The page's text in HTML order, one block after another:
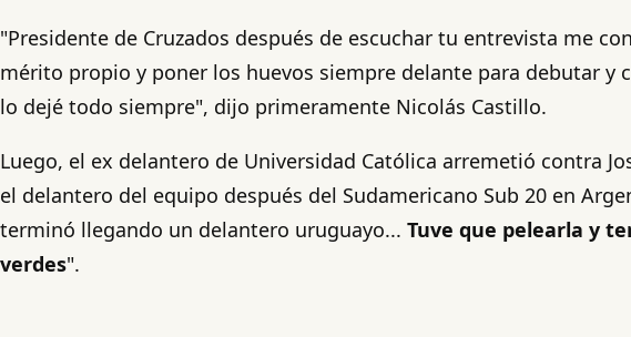
"Presidente de Cruzados después de escuchar tu entrevista me
mérito propio y poner los huevos siempre delante para debutar
lo dejé todo siempre", dijo primeramente Nicolás Castillo.
Luego, el ex delantero de Universidad Católica arremetió contra
el delantero del equipo después del Sudamericano Sub 20 en
terminó llegando un delantero uruguayo... Tuve que pelearla y
verdes".